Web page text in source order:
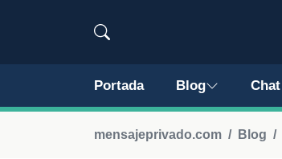
Portada Blog Chat
mensajeprivado.com Blog